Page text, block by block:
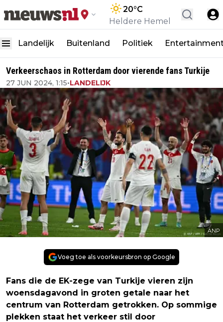
20°C
Heldere Hemel
Landelijk Buitenland Politiek
Verkeerschaos in Rotterdam door vierende fans Turkije
27 JUN 2024, 1:15•LANDELIJK
ANP
Voeg toe als voorkeursbron op Google
Fans die de EK-zege van Turkije vieren zijn
woensdagavond in groten getale naar het
centrum van Rotterdam getrokken. Op sommige
plekken staat het verkeer stil door